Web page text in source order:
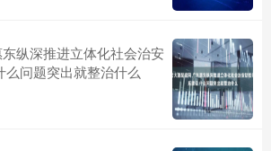
纵深推进立体化社会治安
么问题突出就整治什么